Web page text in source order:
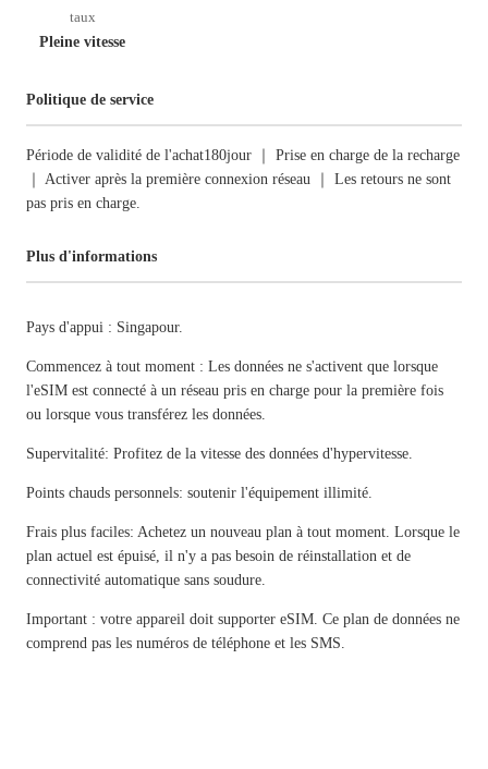
taux
Pleine vitesse
Politique de service
Période de validité de l'achat180jour ｜ Prise en charge de la recharge
｜ Activer après la première connexion réseau ｜ Les retours ne sont
pas pris en charge.
Plus d'informations
Pays d'appui : Singapour.
Commencez à tout moment : Les données ne s'activent que lorsque
l'eSIM est connecté à un réseau pris en charge pour la première fois
ou lorsque vous transférez les données.
Supervitalité: Profitez de la vitesse des données d'hypervitesse.
Points chauds personnels: soutenir l'équipement illimité.
Frais plus faciles: Achetez un nouveau plan à tout moment. Lorsque le
plan actuel est épuisé, il n'y a pas besoin de réinstallation et de
connectivité automatique sans soudure.
Important : votre appareil doit supporter eSIM. Ce plan de données ne
comprend pas les numéros de téléphone et les SMS.